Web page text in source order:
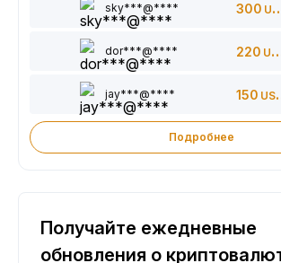
sky***@**** 300 USDT
dor***@**** 220 USDT
jay***@**** 150 USDT
Подробнее
Получайте ежедневные
обновления о